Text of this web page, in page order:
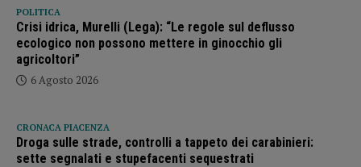
POLITICA
Crisi idrica, Murelli (Lega): “Le regole sul deflusso
ecologico non possono mettere in ginocchio gli
agricoltori”
6 Agosto 2026
CRONACA PIACENZA
Droga sulle strade, controlli a tappeto dei carabinieri:
sette segnalati e stupefacenti sequestrati